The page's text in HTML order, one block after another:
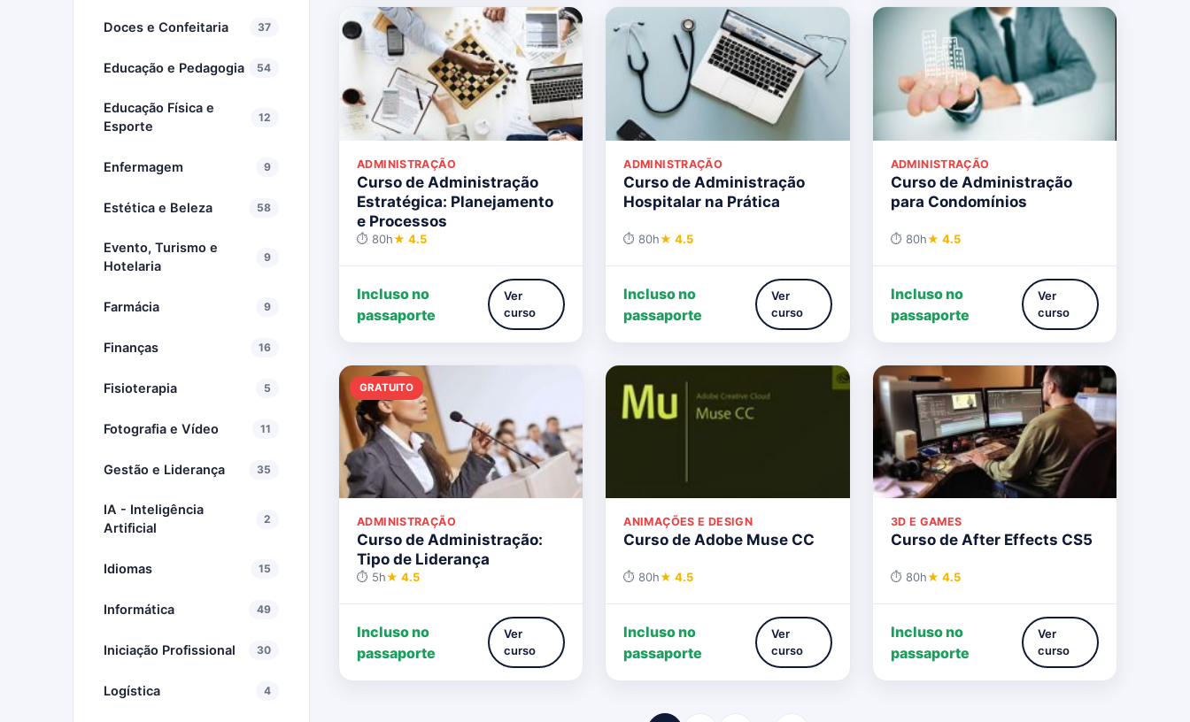
Doces e Confeitaria 37
Educação e Pedagogia 54
Educação Física e
Esporte
12
Enfermagem 9
Estética e Beleza 58
Evento, Turismo e
Hotelaria
9
Farmácia 9
Finanças 16
Fisioterapia 5
Fotografia e Vídeo 11
Gestão e Liderança 35
IA - Inteligência
Artificial
2
Idiomas 15
Informática 49
Iniciação Profissional 30
Logística 4
ADMINISTRAÇÃO
Curso de Administração
Estratégica: Planejamento
e Processos
⏱ 80h★ 4.5
Incluso no
passaporte
Ver
curso
ADMINISTRAÇÃO
Curso de Administração
Hospitalar na Prática
⏱ 80h★ 4.5
Incluso no
passaporte
Ver
curso
ADMINISTRAÇÃO
Curso de Administração
para Condomínios
⏱ 80h★ 4.5
Incluso no
passaporte
Ver
curso
GRATUITO
ADMINISTRAÇÃO
Curso de Administração:
Tipo de Liderança
⏱ 5h★ 4.5
Incluso no
passaporte
Ver
curso
ANIMAÇÕES E DESIGN
Curso de Adobe Muse CC
⏱ 80h★ 4.5
Incluso no
passaporte
Ver
curso
3D E GAMES
Curso de After Effects CS5
⏱ 80h★ 4.5
Incluso no
passaporte
Ver
curso